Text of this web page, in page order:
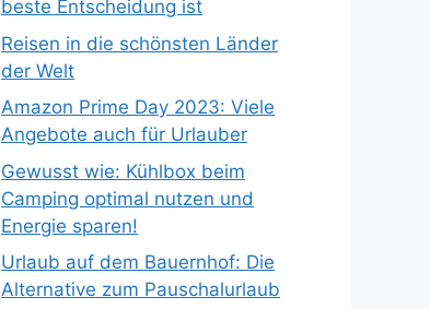
beste Entscheidung ist
Reisen in die schönsten Länder
der Welt
Amazon Prime Day 2023: Viele
Angebote auch für Urlauber
Gewusst wie: Kühlbox beim
Camping optimal nutzen und
Energie sparen!
Urlaub auf dem Bauernhof: Die
Alternative zum Pauschalurlaub